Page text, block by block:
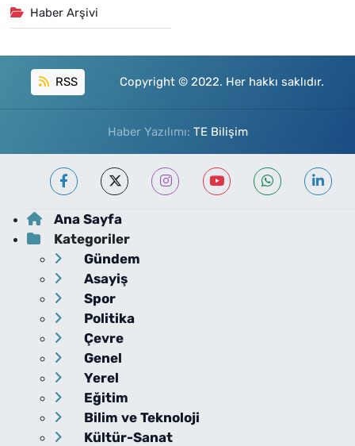
Haber Arşivi
RSS Copyright © 2022. Her hakkı saklıdır.
Haber Yazılımı: TE Bilişim
Ana Sayfa
Kategoriler
Gündem
Asayiş
Spor
Politika
Çevre
Genel
Yerel
Eğitim
Bilim ve Teknoloji
Kültür-Sanat